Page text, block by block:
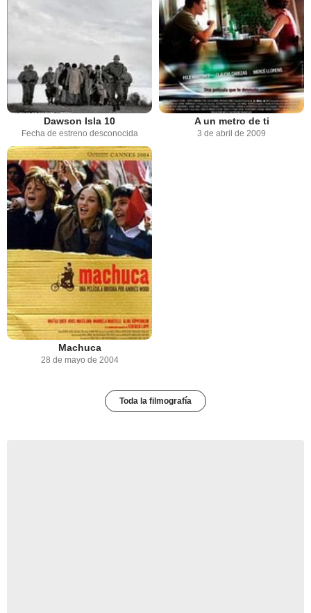
Dawson Isla 10
Fecha de estreno desconocida
A un metro de ti
3 de abril de 2009
Machuca
28 de mayo de 2004
Toda la filmografía